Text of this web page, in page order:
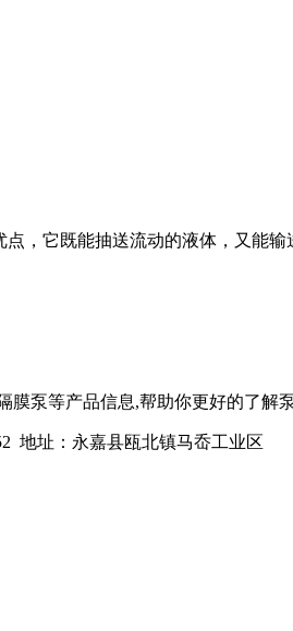
，它既能抽送流动的液体，又能
膜泵等产品信息,帮助你更好的了解
地址：永嘉县瓯北镇马岙工业区